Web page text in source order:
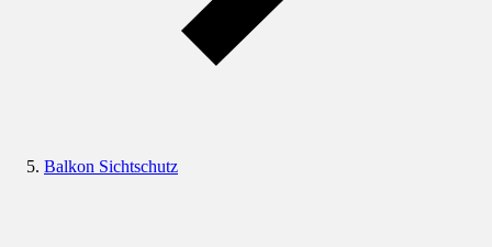
Balkon Sichtschutz